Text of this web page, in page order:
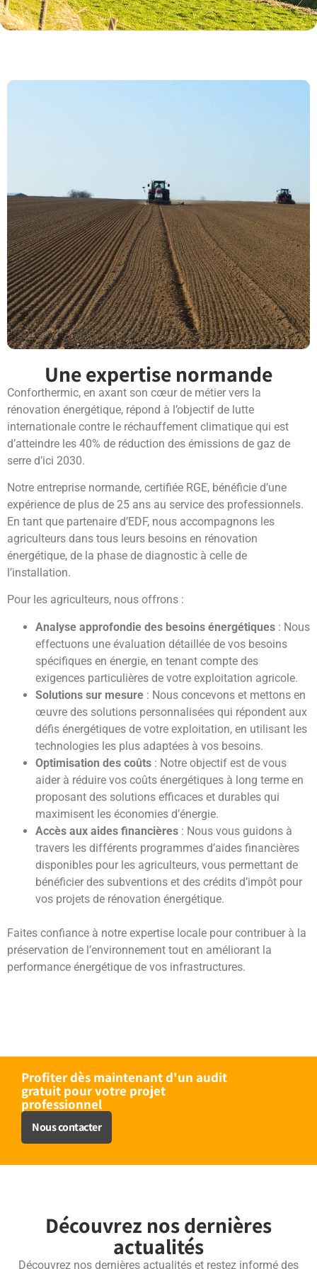
Une expertise normande
Conforthermic, en axant son cœur de métier vers la
rénovation énergétique, répond à l’objectif de lutte
internationale contre le réchauffement climatique qui est
d’atteindre les 40% de réduction des émissions de gaz de
serre d’ici 2030.
Notre entreprise normande, certifiée RGE, bénéficie d’une
expérience de plus de 25 ans au service des professionnels.
En tant que partenaire d’EDF, nous accompagnons les
agriculteurs dans tous leurs besoins en rénovation
énergétique, de la phase de diagnostic à celle de
l’installation.
Pour les agriculteurs, nous offrons :
Analyse approfondie des besoins énergétiques : Nous
effectuons une évaluation détaillée de vos besoins
spécifiques en énergie, en tenant compte des
exigences particulières de votre exploitation agricole.
Solutions sur mesure : Nous concevons et mettons en
œuvre des solutions personnalisées qui répondent aux
défis énergétiques de votre exploitation, en utilisant les
technologies les plus adaptées à vos besoins.
Optimisation des coûts : Notre objectif est de vous
aider à réduire vos coûts énergétiques à long terme en
proposant des solutions efficaces et durables qui
maximisent les économies d’énergie.
Accès aux aides financières : Nous vous guidons à
travers les différents programmes d’aides financières
disponibles pour les agriculteurs, vous permettant de
bénéficier des subventions et des crédits d’impôt pour
vos projets de rénovation énergétique.
Faites confiance à notre expertise locale pour contribuer à la
préservation de l’environnement tout en améliorant la
performance énergétique de vos infrastructures.
Profiter dès maintenant d'un audit
gratuit pour votre projet
professionnel
Nous contacter
Découvrez nos dernières
actualités
Découvrez nos dernières actualités et restez informé des